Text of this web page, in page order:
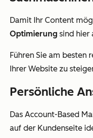
Damit Ihr Content
Optimierung sind hier
Führen Sie am besten
Ihrer Website zu
Persönliche
Das Account-Based
auf der Kundenseite